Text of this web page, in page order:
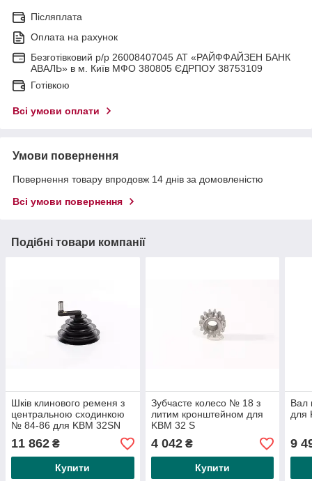
Післяплата
Оплата на рахунок
Безготівковий р/р 26008407045 АТ «РАЙФФАЙЗЕН БАНК
АВАЛЬ» в м. Київ МФО 380805 ЄДРПОУ 38753109
Готівкою
Всі умови оплати
Умови повернення
Повернення товару впродовж 14 днів за домовленістю
Всі умови повернення
Подібні товари компанії
Шків клинового ременя з
центральною сходинкою
№ 84-86 для KBM 32SN
11 862 ₴
Купити
Зубчасте колесо № 18 з
литим кронштейном для
KBM 32 S
4 042₴
Купити
Вал
для
9